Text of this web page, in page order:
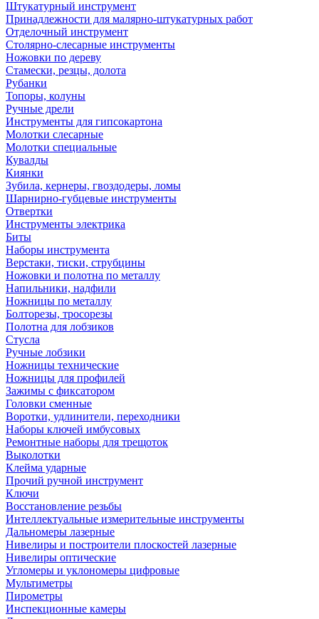
Штукатурный инструмент
Принадлежности для малярно-штукатурных работ
Отделочный инструмент
Столярно-слесарные инструменты
Ножовки по дереву
Стамески, резцы, долота
Рубанки
Топоры, колуны
Ручные дрели
Инструменты для гипсокартона
Молотки слесарные
Молотки специальные
Кувалды
Киянки
Зубила, кернеры, гвоздодеры, ломы
Шарнирно-губцевые инструменты
Отвертки
Инструменты электрика
Биты
Наборы инструмента
Верстаки, тиски, струбцины
Ножовки и полотна по металлу
Напильники, надфили
Ножницы по металлу
Болторезы, тросорезы
Полотна для лобзиков
Стусла
Ручные лобзики
Ножницы технические
Ножницы для профилей
Зажимы с фиксатором
Головки сменные
Воротки, удлинители, переходники
Наборы ключей имбусовых
Ремонтные наборы для трещоток
Выколотки
Клейма ударные
Прочий ручной инструмент
Ключи
Восстановление резьбы
Интеллектуальные измерительные инструменты
Дальномеры лазерные
Нивелиры и построители плоскостей лазерные
Нивелиры оптические
Угломеры и уклономеры цифровые
Мультиметры
Пирометры
Инспекционные камеры